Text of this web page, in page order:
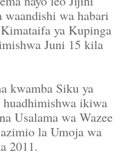
wa habari
ya Kupinga
Juni 15 kila
kwamba Siku ya
ikiwa
Usalama wa Wazee
la Umoja wa
2011.